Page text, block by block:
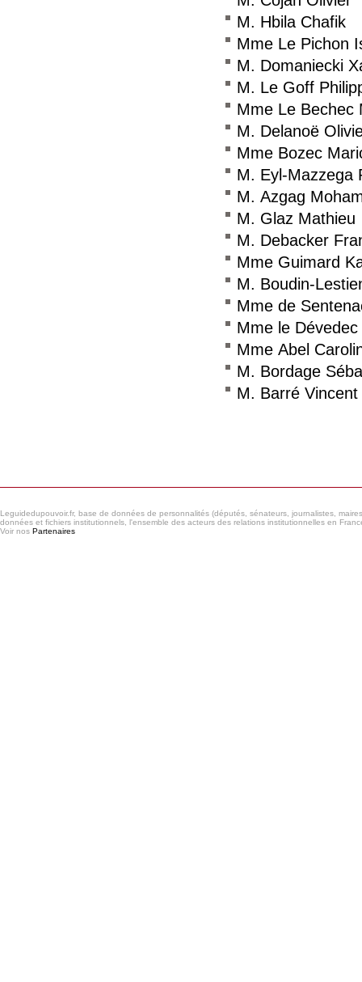
M. Hbila Chafik
Mme Le Pichon
M. Domaniecki
M. Le Goff
Mme Le Bechec
M. Delanoë
Mme Bozec
M. Eyl-Mazzega
M. Azgag
M. Glaz Mathieu
M. Debacker
Mme Guimard
M. Boudin-
Mme de
Mme le
Mme Abel
M. Bordage
M. Barré Vincent
Leguidedupouvoir.fr, base de données de personnalités (députés, sénateurs, journalistes,
données et fichiers institutionnels, l'ensemble des acteurs des relations institutionnelles en
Voir nos Partenaires